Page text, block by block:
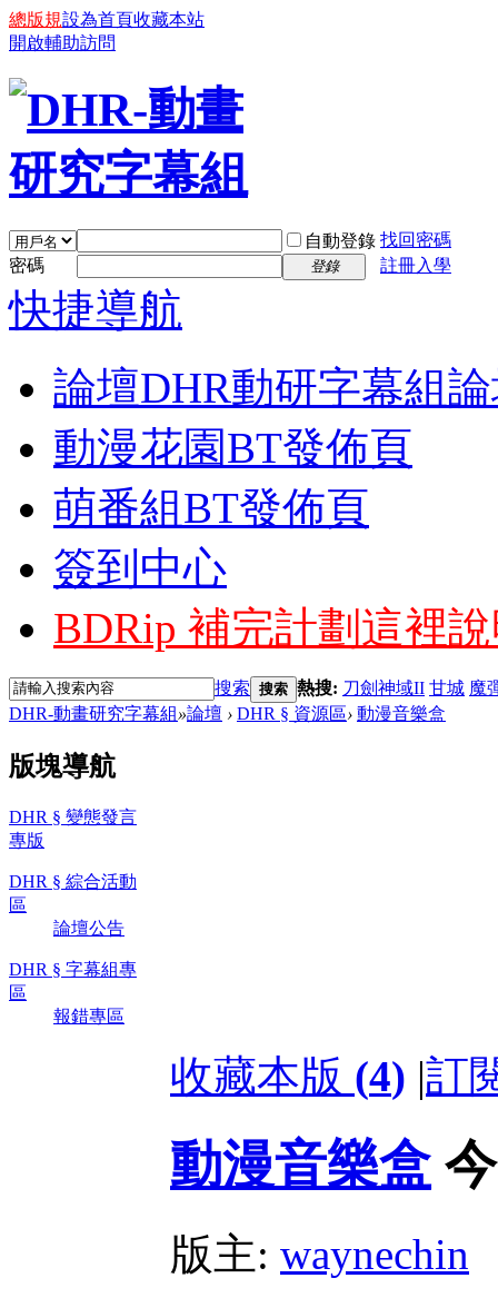
總版規設為首頁收藏本站
開啟輔助訪問
自動登錄 找回密碼
密碼
登錄 註冊入學
快捷導航
論壇DHR動研字幕組
動漫花園BT發佈頁
萌番組BT發佈頁
簽到中心
BDRip 補完計劃 這裡
搜索 搜索 熱搜: 刀劍神域II 甘城 魔
DHR-動畫研究字幕組»論壇 › DHR § 資源區› 動漫音樂盒
版塊導航
DHR § 變態發言
專版
DHR § 綜合活動
區
論壇公告
DHR § 字幕組專
區
報錯專區
收藏本版 (4) |訂
動漫音樂盒
版主: waynechin